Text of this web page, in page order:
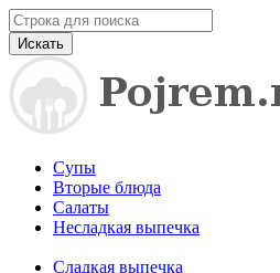
Искать
Супы
Вторые блюда
Салаты
Несладкая выпечка
Сладкая выпечка